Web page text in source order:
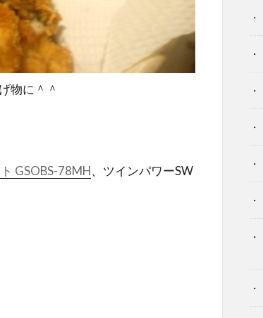
物に＾＾
GSOBS-78MH、ツインパワーSW